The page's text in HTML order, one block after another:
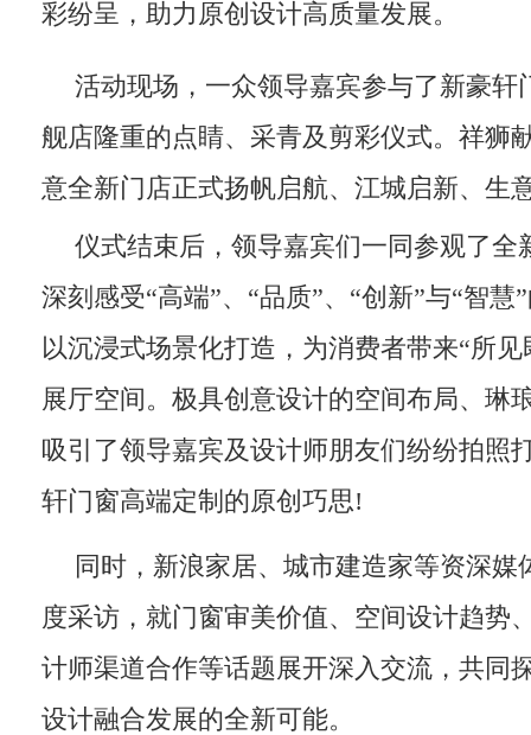
彩纷呈，助力原创设计高质量发展。
活动现场，一众领导嘉宾参与了新豪轩
舰店隆重的点睛、采青及剪彩仪式。祥狮
意全新门店正式扬帆启航、江城启新、生
仪式结束后，领导嘉宾们一同参观了全
深刻感受“高端”、“品质”、“创新”与“智慧
以沉浸式场景化打造，为消费者带来“所
展厅空间。极具创意设计的空间布局、琳
吸引了领导嘉宾及设计师朋友们纷纷拍照
轩门窗高端定制的原创巧思!
同时，新浪家居、城市建造家等资深媒
度采访，就门窗审美价值、空间设计趋势
计师渠道合作等话题展开深入交流，共同
设计融合发展的全新可能。